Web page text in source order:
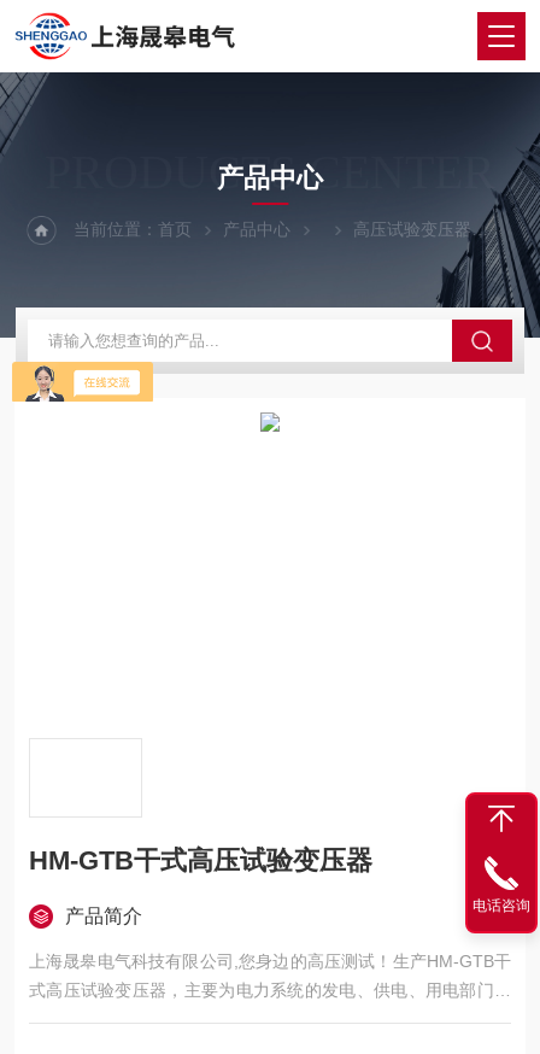
PRODUCTS CENTER
产品中心
当前位置：首页 产品中心 高压试验变压器 HM-
HM-GTB干式高压试验变压器
产品简介
上海晟皋电气科技有限公司,您身边的高压测试！生产HM-GTB干
式高压试验变压器，主要为电力系统的发电、供电、用电部门，
科研机构与电力设备相关的生产企业，提供的高压试验设备和检
电话咨询